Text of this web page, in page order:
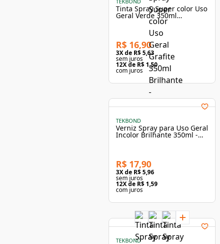
Tinta Spray Super color Uso
Geral Verde 350ml
Brilhante - Tekbond
R$ 16,90
3X de R$ 5,63
sem juros
12X de R$ 1,50
com juros
TEKBOND
Verniz Spray para Uso Geral
Incolor Brilhante 350ml -
R$ 17,90
3X de R$ 5,96
sem juros
12X de R$ 1,59
com juros
TEKBOND